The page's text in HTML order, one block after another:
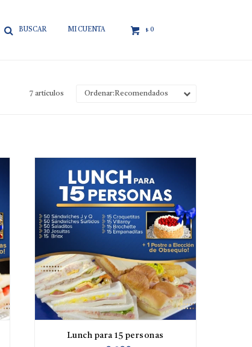
$ 0
7 artículos Recomendados
Lunch para 15 personas